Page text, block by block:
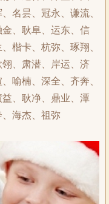
名昙、冠永、谦流、
、耿阜、运东、信
楷卡、杭弥、琢翔、
、肃潜、岸运、济
喻楠、深全、齐奔、
、耿净、鼎业、潭
海杰、祖弥